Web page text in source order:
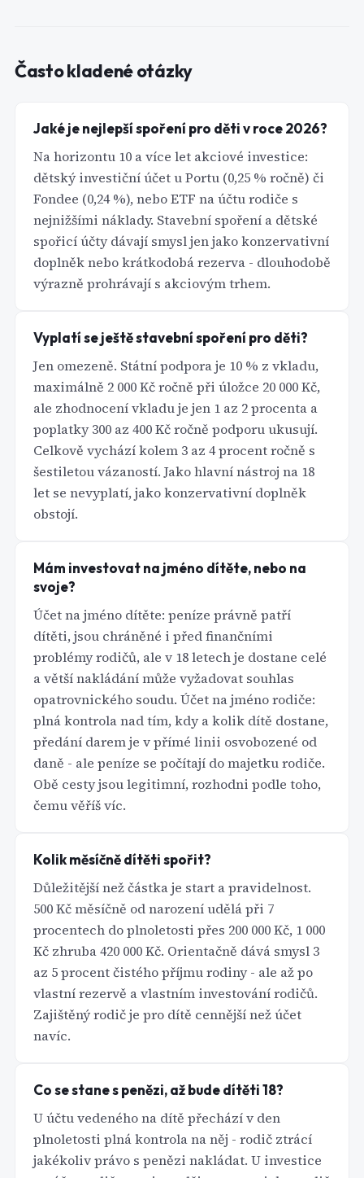
Často kladené otázky
Jaké je nejlepší spoření pro děti v roce 2026?
Na horizontu 10 a více let akciové investice:
dětský investiční účet u Portu (0,25 % ročně) či
Fondee (0,24 %), nebo ETF na účtu rodiče s
nejnižšími náklady. Stavební spoření a dětské
spořicí účty dávají smysl jen jako konzervativní
doplněk nebo krátkodobá rezerva - dlouhodobě
výrazně prohrávají s akciovým trhem.
Vyplatí se ještě stavební spoření pro děti?
Jen omezeně. Státní podpora je 10 % z vkladu,
maximálně 2 000 Kč ročně při úložce 20 000 Kč,
ale zhodnocení vkladu je jen 1 az 2 procenta a
poplatky 300 az 400 Kč ročně podporu ukusují.
Celkově vychází kolem 3 az 4 procent ročně s
šestiletou vázaností. Jako hlavní nástroj na 18
let se nevyplatí, jako konzervativní doplněk
obstojí.
Mám investovat na jméno dítěte, nebo na
svoje?
Účet na jméno dítěte: peníze právně patří
dítěti, jsou chráněné i před finančními
problémy rodičů, ale v 18 letech je dostane celé
a větší nakládání může vyžadovat souhlas
opatrovnického soudu. Účet na jméno rodiče:
plná kontrola nad tím, kdy a kolik dítě dostane,
předání darem je v přímé linii osvobozené od
daně - ale peníze se počítají do majetku rodiče.
Obě cesty jsou legitimní, rozhodni podle toho,
čemu věříš víc.
Kolik měsíčně dítěti spořit?
Důležitější než částka je start a pravidelnost.
500 Kč měsíčně od narození udělá při 7
procentech do plnoletosti přes 200 000 Kč, 1 000
Kč zhruba 420 000 Kč. Orientačně dává smysl 3
az 5 procent čistého příjmu rodiny - ale až po
vlastní rezervě a vlastním investování rodičů.
Zajištěný rodič je pro dítě cennější než účet
navíc.
Co se stane s penězi, až bude dítěti 18?
U účtu vedeného na dítě přechází v den
plnoletosti plná kontrola na něj - rodič ztrácí
jakékoliv právo s penězi nakládat. U investice